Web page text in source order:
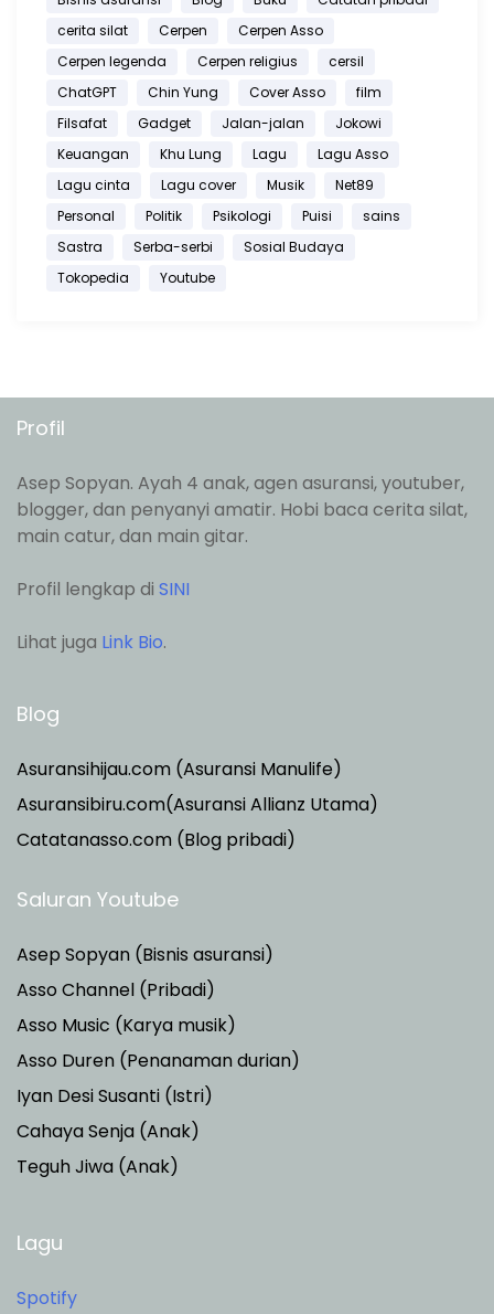
cerita silat
Cerpen
Cerpen Asso
Cerpen legenda
Cerpen religius
cersil
ChatGPT
Chin Yung Cover Asso
film
Filsafat
Gadget Jalan-jalan
Jokowi
Keuangan
Khu Lung Lagu
Lagu Asso
Lagu cinta
Lagu cover Musik
Net89
Personal
Politik Psikologi Puisi
sains
Sastra
Serba-serbi
Sosial Budaya
Tokopedia
Youtube
Profil
Asep Sopyan. Ayah 4 anak, agen asuransi, youtuber,
blogger, dan penyanyi amatir. Hobi baca cerita silat,
main catur, dan main gitar.
Profil lengkap di SINI
Lihat juga Link Bio.
Blog
Asuransihijau.com (Asuransi Manulife)
Asuransibiru.com(Asuransi Allianz Utama)
Catatanasso.com (Blog pribadi)
Saluran Youtube
Asep Sopyan (Bisnis asuransi)
Asso Channel (Pribadi)
Asso Music (Karya musik)
Asso Duren (Penanaman durian)
Iyan Desi Susanti (Istri)
Cahaya Senja (Anak)
Teguh Jiwa (Anak)
Lagu
Spotify